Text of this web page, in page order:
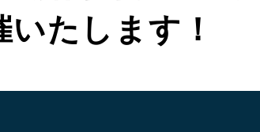
たします！